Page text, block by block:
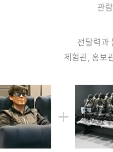
관
전달력과
체험관, 홍보